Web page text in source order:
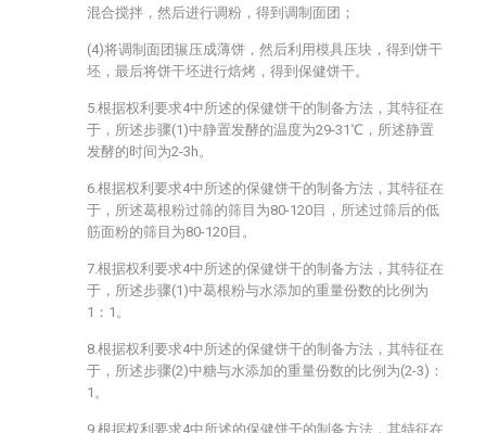
混合搅拌，然后进行调粉，得到调制面团；
(4)将调制面团辗压成薄饼，然后利用模具压块，得到饼干
坯，最后将饼干坯进行焙烤，得到保健饼干。
5.根据权利要求4中所述的保健饼干的制备方法，其特征在
于，所述步骤(1)中静置发酵的温度为29-31℃，所述静置
发酵的时间为2-3h。
6.根据权利要求4中所述的保健饼干的制备方法，其特征在
于，所述葛根粉过筛的筛目为80-120目，所述过筛后的低
筋面粉的筛目为80-120目。
7.根据权利要求4中所述的保健饼干的制备方法，其特征在
于，所述步骤(1)中葛根粉与水添加的重量份数的比例为
1：1。
8.根据权利要求4中所述的保健饼干的制备方法，其特征在
于，所述步骤(2)中糖与水添加的重量份数的比例为(2-3)：
1。
9.根据权利要求4中所述的保健饼干的制备方法，其特征在